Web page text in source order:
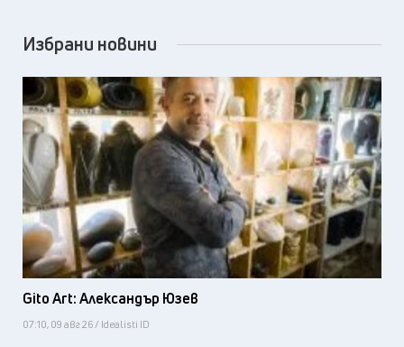
Избрани новини
Gito Art: Александър Юзев
07:10, 09 авг 26 / Idealisti ID